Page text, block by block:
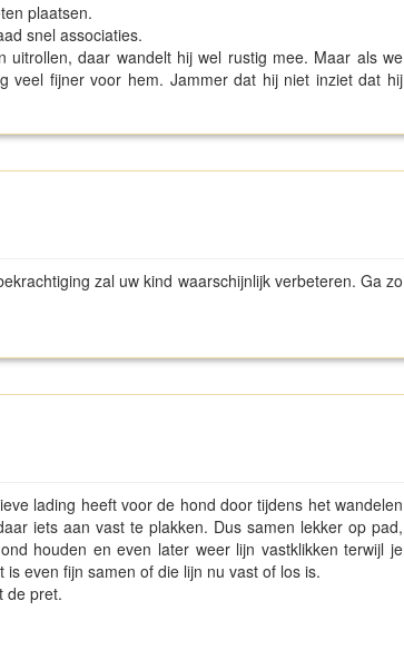
plaatsen.
snel associaties.
daar wandelt hij wel rustig mee. Maar als we
veel fijner voor hem. Jammer dat hij niet inziet dat hij
zal uw kind waarschijnlijk verbeteren. Ga zo
lading heeft voor de hond door tijdens het wandelen
iets aan vast te plakken. Dus samen lekker op pad,
houden en even later weer lijn vastklikken terwijl je
even fijn samen of die lijn nu vast of los is.
de pret.